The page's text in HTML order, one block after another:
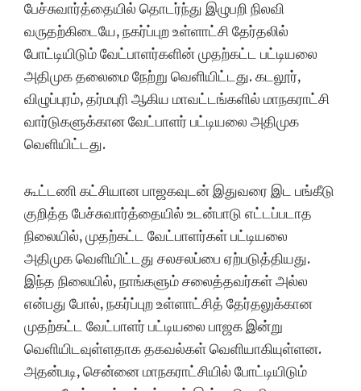
பேச்சுவார்த்தையில் தொடர்ந்து இழுபறி நிலவி
வருதற்கிடையே, நகர்ப்புற உள்ளாட்சி தேர்தலில்
போட்டியிடும் வேட்பாளர்களின் முதற்கட்ட பட்டியலை
அதிமுக தலைமை நேற்று வெளியிட்டது. கடலூர்,
விழுப்புரம், தர்மபுரி ஆகிய மாவட்டங்களில் மாநகராட்சி
வார்டுகளுக்கான வேட்பாளர் பட்டியலை அதிமுக
வெளியிட்டது.
கூட்டணி கட்சியான பாஜகவுடன் இதுவரை இட பங்கீடு
குறித்த பேச்சுவார்த்தையில் உடன்பாடு எட்டப்படாத
நிலையில், முதற்கட்ட வேட்பாளர்கள் பட்டியலை
அதிமுக வெளியிட்டது சலசலப்பை ஏற்படுத்தியது.
இந்த நிலையில், நாங்களும் சலைத்தவர்கள் அல்ல
என்பது போல், நகர்ப்புற உள்ளாட்சித் தேர்தலுக்கான
முதற்கட்ட வேட்பாளர் பட்டியலை பாஜக இன்று
வெளியிடவுள்ளதாக தகவல்கள் வெளியாகியுள்ளன.
அதன்படி, சென்னை மாநகராட்சியில் போட்டியிடும்